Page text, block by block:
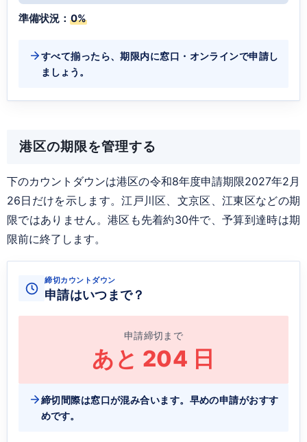
準備状況： 0%
すべて揃ったら、期限内に窓口・オンラインで申請し
ましょう。
港区の期限を管理する
下のカウントダウンは港区の令和8年度申請期限2027年2月
26日だけを示します。江戸川区、文京区、江東区などの期
限ではありません。港区も先着約30件で、予算到達時は期
限前に終了します。
締切カウントダウン
申請はいつまで？
申請締切まで
あと 204 日
締切間際は窓口が混み合います。早めの申請がおすす
めです。